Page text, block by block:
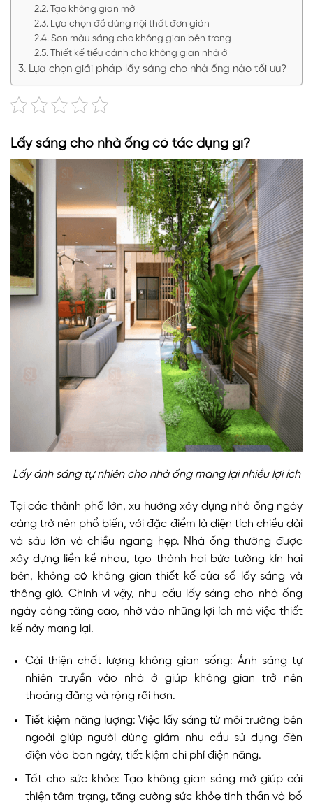
Tạo không gian mở
Lựa chọn đồ dùng nội thất đơn giản
Sơn màu sáng cho không gian bên trong
Thiết kế tiểu cảnh cho không gian nhà ở
Lựa chọn giải pháp lấy sáng cho nhà ống nào tối ưu?
Lấy sáng cho nhà ống có tác dụng gì?
Lấy ánh sáng tự nhiên cho nhà ống mang lại nhiều lợi ích
Tại các thành phố lớn, xu hướng xây dựng nhà ống ngày
càng trở nên phổ biến, với đặc điểm là diện tích chiều dài
và sâu lớn và chiều ngang hẹp. Nhà ống thường được
xây dựng liền kề nhau, tạo thành hai bức tường kín hai
bên, không có không gian thiết kế cửa sổ lấy sáng và
thông gió. Chính vì vậy, nhu cầu lấy sáng cho nhà ống
ngày càng tăng cao, nhờ vào những lợi ích mà việc thiết
kế này mang lại.
Cải thiện chất lượng không gian sống: Ánh sáng tự
nhiên truyền vào nhà ở giúp không gian trở nên
thoáng đãng và rộng rãi hơn.
Tiết kiệm năng lượng: Việc lấy sáng từ môi trường bên
ngoài giúp người dùng giảm nhu cầu sử dụng đèn
điện vào ban ngày, tiết kiệm chi phí điện năng.
Tốt cho sức khỏe: Tạo không gian sáng mở giúp cải
thiện tâm trạng, tăng cường sức khỏe tinh thần và bổ